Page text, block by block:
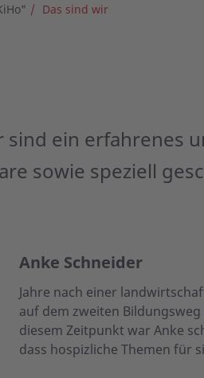
Das sind wir
sind ein erfahrenes
sowie speziell
Anke Schneider
Jahre nach einer
auf dem zweiten
diesem Zeitpunkt war Anke
dass hospizliche Themen für